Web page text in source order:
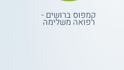
קמפוס ברושים -
רפואה משלימה